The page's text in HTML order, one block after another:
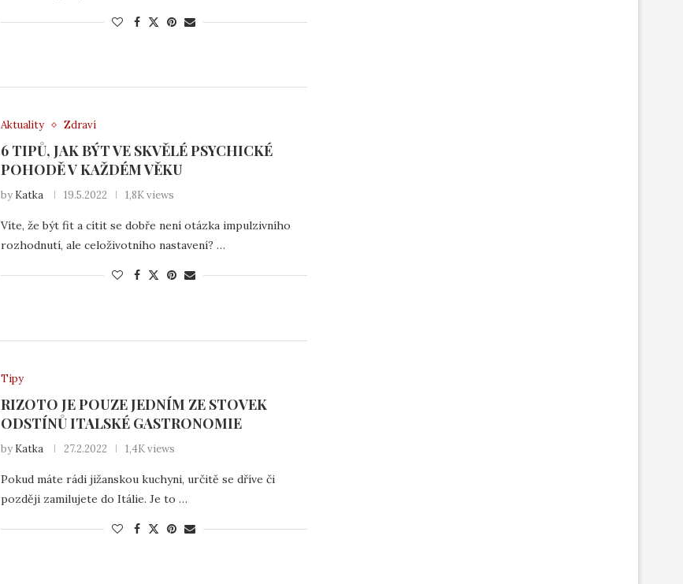
Aktuality Zdraví
6 TIPŮ, JAK BÝT VE SKVĚLÉ PSYCHICKÉ
POHODĚ V KAŽDÉM VĚKU
by Katka 19.5.2022 1,8K views
Víte, že být fit a cítit se dobře není otázka impulzivního
rozhodnutí, ale celoživotního nastavení? …
Tipy
RIZOTO JE POUZE JEDNÍM ZE STOVEK
ODSTÍNŮ ITALSKÉ GASTRONOMIE
by Katka 27.2.2022 1,4K views
Pokud máte rádi jižanskou kuchyni, určitě se dříve či
později zamilujete do Itálie. Je to …